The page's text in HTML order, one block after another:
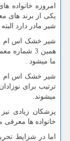
امروزه خانواده
یکی از برند های
شیر مادر دارد
همین 3
ما میشود
میشوند.
پزشکان زیادی
خانواده ها معرفی
اما در شزایط